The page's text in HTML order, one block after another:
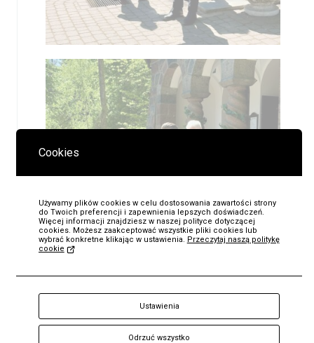
KUP
Bilet
Cookies
Używamy plików cookies w celu dostosowania zawartości strony
do Twoich preferencji i zapewnienia lepszych doświadczeń.
Więcej informacji znajdziesz w naszej polityce dotyczącej
cookies. Możesz zaakceptować wszystkie pliki cookies lub
wybrać konkretne klikając w ustawienia. Przeczytaj naszą politykę
cookie
Ustawienia
Odrzuć wszystko